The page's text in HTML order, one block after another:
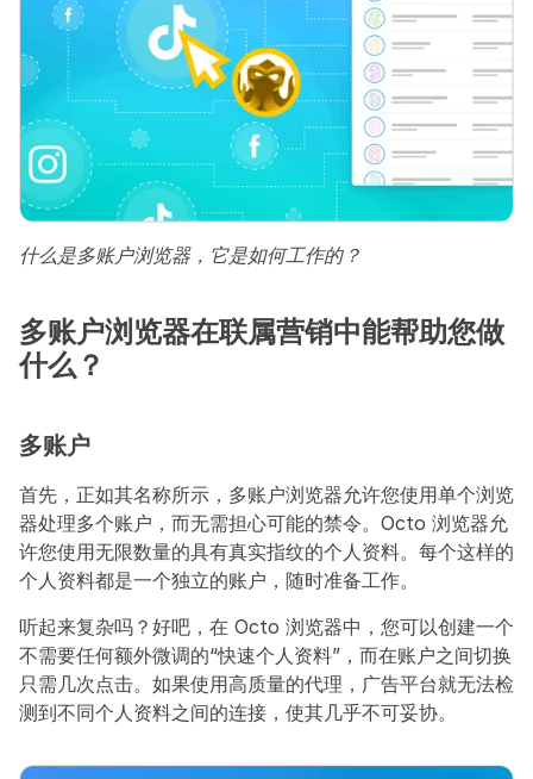
什么是多账户浏览器，它是如何工作的？
多账户浏览器在联属营销中能帮助您做
什么？
多账户
首先，正如其名称所示，多账户浏览器允许您使用单个浏览
器处理多个账户，而无需担心可能的禁令。Octo 浏览器允
许您使用无限数量的具有真实指纹的个人资料。每个这样的
个人资料都是一个独立的账户，随时准备工作。
听起来复杂吗？好吧，在 Octo 浏览器中，您可以创建一个
不需要任何额外微调的“快速个人资料”，而在账户之间切换
只需几次点击。如果使用高质量的代理，广告平台就无法检
测到不同个人资料之间的连接，使其几乎不可妥协。